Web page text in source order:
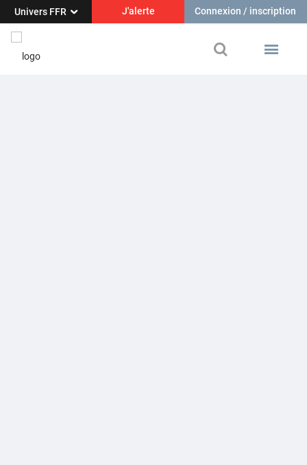
Univers FFR J'alerte Connexion / inscription